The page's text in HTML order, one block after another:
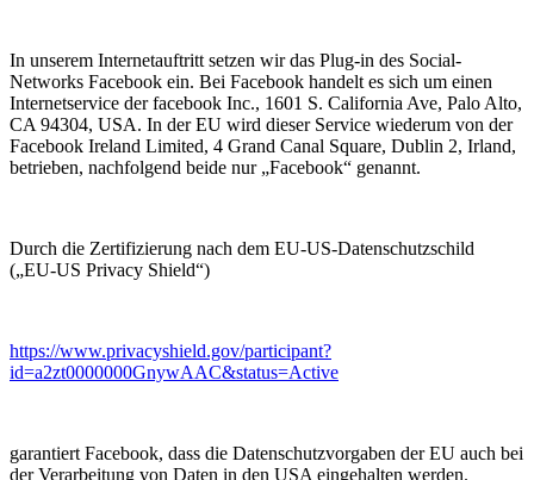
In unserem Internetauftritt setzen wir das Plug-in des Social-
Networks Facebook ein. Bei Facebook handelt es sich um einen
Internetservice der facebook Inc., 1601 S. California Ave, Palo Alto,
CA 94304, USA. In der EU wird dieser Service wiederum von der
Facebook Ireland Limited, 4 Grand Canal Square, Dublin 2, Irland,
betrieben, nachfolgend beide nur „Facebook“ genannt.
Durch die Zertifizierung nach dem EU-US-Datenschutzschild
(„EU-US Privacy Shield“)
https://www.privacyshield.gov/participant?
id=a2zt0000000GnywAAC&status=Active
garantiert Facebook, dass die Datenschutzvorgaben der EU auch bei
der Verarbeitung von Daten in den USA eingehalten werden.